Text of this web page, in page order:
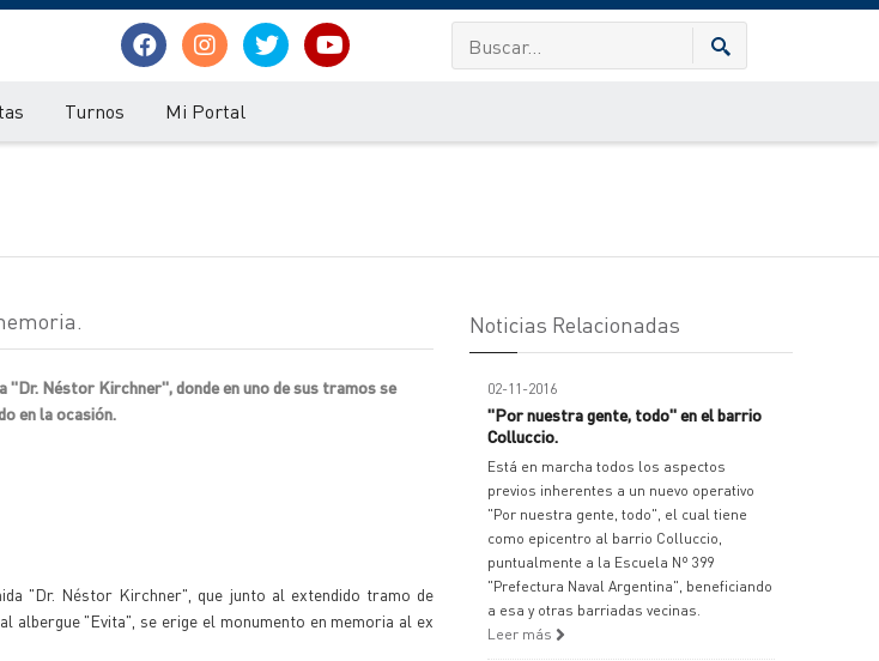
Turnos Mi Portal
"Dr. Néstor Kirchner", donde en uno de sus tramos se
en la ocasión.
"Dr. Néstor Kirchner", que junto al extendido tramo de
albergue "Evita", se erige el monumento en memoria al ex
Noticias Relacionadas
02-11-2016
"Por nuestra gente, todo" en el barrio
Colluccio.
Está en marcha todos los aspectos
previos inherentes a un nuevo operativo
"Por nuestra gente, todo", el cual tiene
como epicentro al barrio Colluccio,
puntualmente a la Escuela Nº 399
"Prefectura Naval Argentina", beneficiando
a esa y otras barriadas vecinas.
Leer más